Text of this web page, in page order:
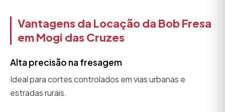
Vantagens da Locação da Bob Fresa
em Mogi das Cruzes
Alta precisão na fresagem
Ideal para cortes controlados em vias urbanas e
estradas rurais.